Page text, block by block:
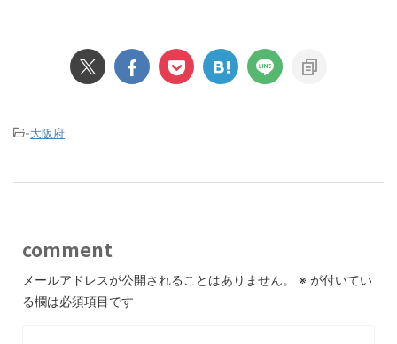
-大阪府
comment
メールアドレスが公開されることはありません。 ※ が付いてい
る欄は必須項目です